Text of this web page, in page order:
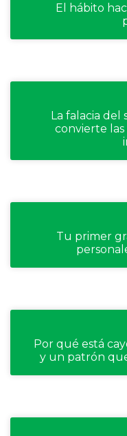
El hábito
La falacia del
convierte las
Tu primer
Por qué está
y un patrón